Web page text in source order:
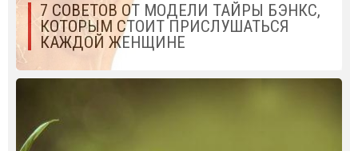
7 СОВЕТОВ ОТ МОДЕЛИ ТАЙРЫ БЭНКС,
КОТОРЫМ СТОИТ ПРИСЛУШАТЬСЯ
КАЖДОЙ ЖЕНЩИНЕ